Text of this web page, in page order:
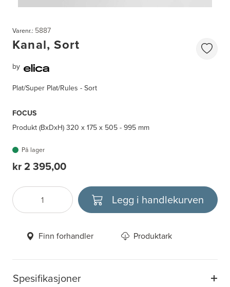
Spesifikasjoner
Varenr.: 5887
Kanal, Sort
by
Plat/Super Plat/Rules - Sort
FOCUS
Produkt (BxDxH)320 x 175 x 505 - 995 mm
På lager
kr 2 395,00
Antall
Velg enhet Legg i handlekurven
Finn forhandler Produktark